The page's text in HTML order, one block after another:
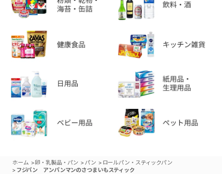
ホーム >卵・乳製品・パン > パン > ロールパン・スティックパン
> フジパン アンパンマンのさつまいもスティック